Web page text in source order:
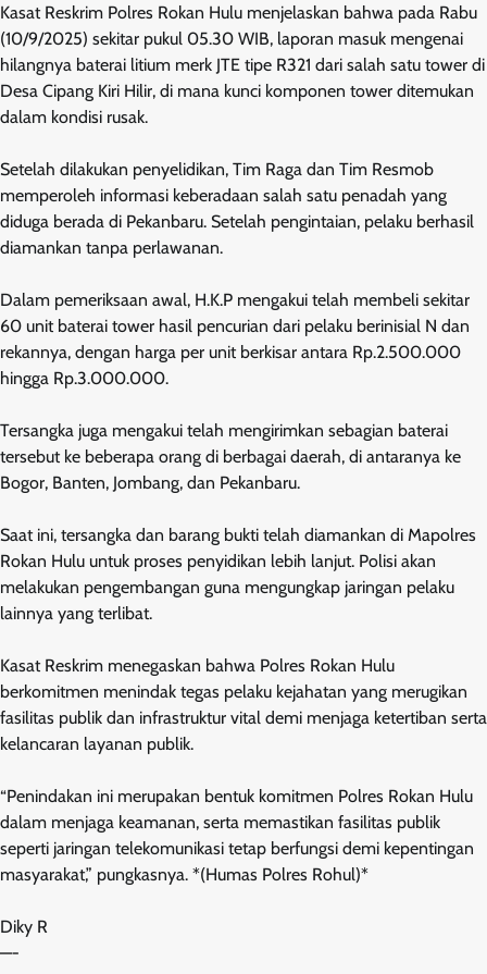
Kasat Reskrim Polres Rokan Hulu menjelaskan bahwa pada Rabu
(10/9/2025) sekitar pukul 05.30 WIB, laporan masuk mengenai
hilangnya baterai litium merk JTE tipe R321 dari salah satu tower di
Desa Cipang Kiri Hilir, di mana kunci komponen tower ditemukan
dalam kondisi rusak.
Setelah dilakukan penyelidikan, Tim Raga dan Tim Resmob
memperoleh informasi keberadaan salah satu penadah yang
diduga berada di Pekanbaru. Setelah pengintaian, pelaku berhasil
diamankan tanpa perlawanan.
Dalam pemeriksaan awal, H.K.P mengakui telah membeli sekitar
60 unit baterai tower hasil pencurian dari pelaku berinisial N dan
rekannya, dengan harga per unit berkisar antara Rp.2.500.000
hingga Rp.3.000.000.
Tersangka juga mengakui telah mengirimkan sebagian baterai
tersebut ke beberapa orang di berbagai daerah, di antaranya ke
Bogor, Banten, Jombang, dan Pekanbaru.
Saat ini, tersangka dan barang bukti telah diamankan di Mapolres
Rokan Hulu untuk proses penyidikan lebih lanjut. Polisi akan
melakukan pengembangan guna mengungkap jaringan pelaku
lainnya yang terlibat.
Kasat Reskrim menegaskan bahwa Polres Rokan Hulu
berkomitmen menindak tegas pelaku kejahatan yang merugikan
fasilitas publik dan infrastruktur vital demi menjaga ketertiban serta
kelancaran layanan publik.
“Penindakan ini merupakan bentuk komitmen Polres Rokan Hulu
dalam menjaga keamanan, serta memastikan fasilitas publik
seperti jaringan telekomunikasi tetap berfungsi demi kepentingan
masyarakat,” pungkasnya. *(Humas Polres Rohul)*
Diky R
—-